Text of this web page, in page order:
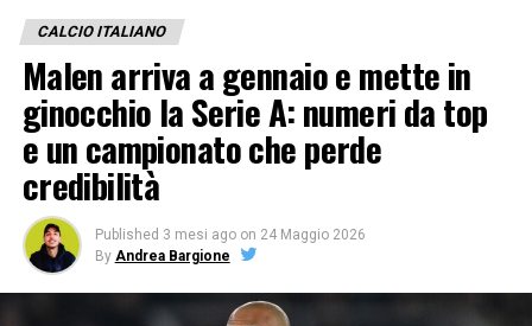
CALCIO ITALIANO
Malen arriva a gennaio e mette in
ginocchio la Serie A: numeri da top
e un campionato che perde
credibilità
Published 3 mesi ago on 24 Maggio 2026
By Andrea Bargione